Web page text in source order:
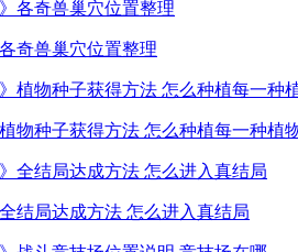
奇兽巢穴位置整理
物种子获得方法 怎么种植每一种植
结局达成方法 怎么进入真结局